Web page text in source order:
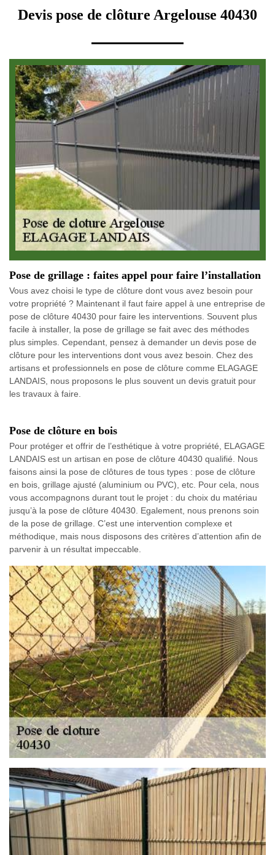
Devis pose de clôture Argelouse 40430
Pose de grillage : faites appel pour faire l’installation
Vous avez choisi le type de clôture dont vous avez besoin pour
votre propriété ? Maintenant il faut faire appel à une entreprise de
pose de clôture 40430 pour faire les interventions. Souvent plus
facile à installer, la pose de grillage se fait avec des méthodes
plus simples. Cependant, pensez à demander un devis pose de
clôture pour les interventions dont vous avez besoin. Chez des
artisans et professionnels en pose de clôture comme ELAGAGE
LANDAIS, nous proposons le plus souvent un devis gratuit pour
les travaux à faire.
Pose de clôture en bois
Pour protéger et offrir de l’esthétique à votre propriété, ELAGAGE
LANDAIS est un artisan en pose de clôture 40430 qualifié. Nous
faisons ainsi la pose de clôtures de tous types : pose de clôture
en bois, grillage ajusté (aluminium ou PVC), etc. Pour cela, nous
vous accompagnons durant tout le projet : du choix du matériau
jusqu’à la pose de clôture 40430. Egalement, nous prenons soin
de la pose de grillage. C’est une intervention complexe et
méthodique, mais nous disposons des critères d’attention afin de
parvenir à un résultat impeccable.